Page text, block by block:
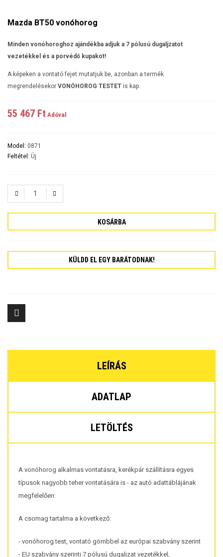
Mazda BT50 vonóhorog
Minden vonóhoroghoz ajándékba adjuk a 7 pólusú dugaljzatot
vezetékkel és a porvédő kupakot!
A képeken a vontató fejet mutatjuk be, azonban a termék
megrendelésekor VONÓHOROG TESTET is kap.
55 467 Ft‎ Adóval
Model: 0871
Feltétel: Új
KOSÁRBA
KÜLDD EL EGY BARÁTODNAK!
LEÍRÁS
ADATLAP
LETÖLTÉS
A vonóhorog alkalmas vontatásra, kerékpár szállításra egyes
típusok nagyobb teher vontatására is - az autó adattáblájának
megfelelően.
A csomag tartalma a következő:
- vonóhorog test, vontató gömbbel az európai szabvány szerint
- EU szabvány szerinti 7 pólusú dugaljzat vezetékkel,